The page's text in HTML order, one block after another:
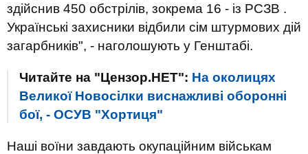
здійснив 450 обстрілів, зокрема 16 - із РСЗВ .
Українські захисники відбили сім штурмових дій
загарбників", - наголошують у Генштабі.
Читайте на "Цензор.НЕТ": На околицях
Великої Новосілки виснажливі оборонні
бої, - ОСУВ "Хортиця"
Наші воїни завдають окупаційним військам